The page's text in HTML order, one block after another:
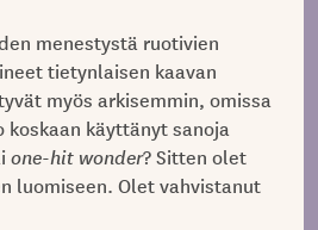
menestystä ruotivien
tietynlaisen kaavan
myös arkisemmin, omissa
koskaan käyttänyt sanoja
one-hit wonder? Sitten olet
luomiseen. Olet vahvistanut